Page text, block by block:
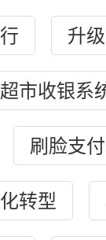
升
超市收银系
刷脸支付
转型